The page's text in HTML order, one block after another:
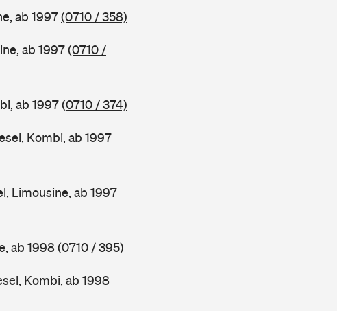
ab 1997(0710 / 358)
ab 1997(0710 /
ab 1997(0710 / 374)
Kombi, ab 1997
Limousine, ab 1997
ab 1998(0710 / 395)
Kombi, ab 1998